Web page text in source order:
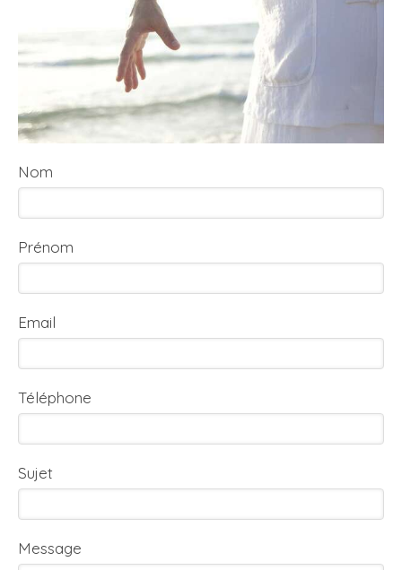
Nom
Prénom
Email
Téléphone
Sujet
Message